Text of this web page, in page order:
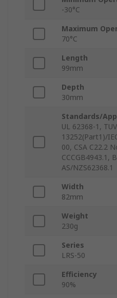
-30°C
Maximum
70°C
Length
99mm
Depth
30mm
Standards/
UL 62368-1,
13252(Part1)/
00, CSA C22.2
CCCGB4943.1,
AS/NZS62368.1
Width
82mm
Weight
230g
Series
LRS-50
Efficiency
90%